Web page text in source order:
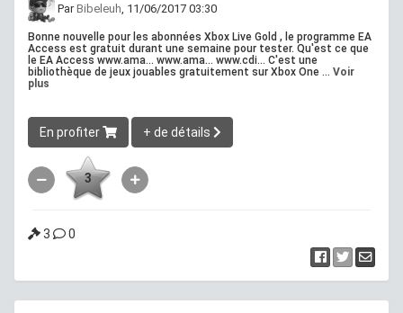
ParBibeleuh , 11/06/2017 03:30
Bonne nouvelle pour les abonnées Xbox Live Gold , le programme EA
Access est gratuit durant une semaine pour tester. Qu'est ce que
le EA Access www.ama... www.ama... www.cdi... C'est une
bibliothèque de jeux jouables gratuitement sur Xbox One ... Voir
plus
En profiter + de détails
3
3 0